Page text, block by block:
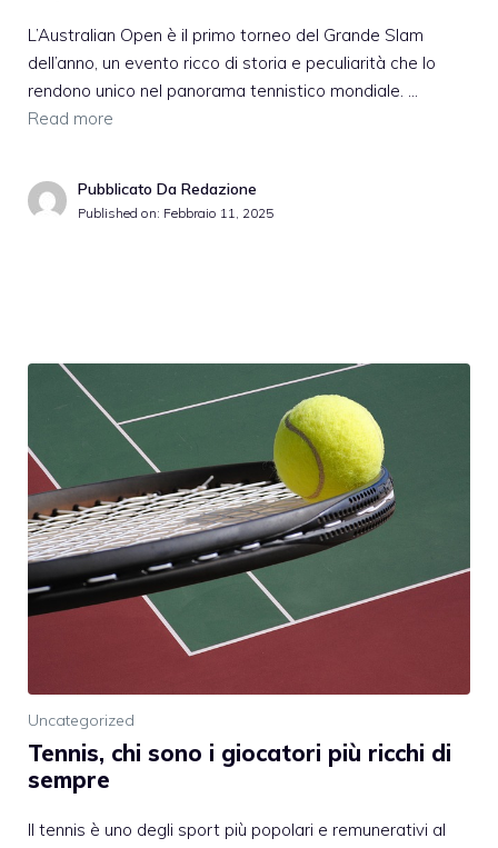
L’Australian Open è il primo torneo del Grande Slam
dell’anno, un evento ricco di storia e peculiarità che lo
rendono unico nel panorama tennistico mondiale. …
Read more
Pubblicato Da Redazione
Published on: Febbraio 11, 2025
Uncategorized
Tennis, chi sono i giocatori più ricchi di
sempre
Il tennis è uno degli sport più popolari e remunerativi al